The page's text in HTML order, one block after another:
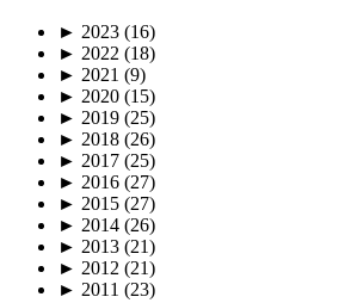
► 2023 (16)
► 2022 (18)
► 2021 (9)
► 2020 (15)
► 2019 (25)
► 2018 (26)
► 2017 (25)
► 2016 (27)
► 2015 (27)
► 2014 (26)
► 2013 (21)
► 2012 (21)
► 2011 (23)